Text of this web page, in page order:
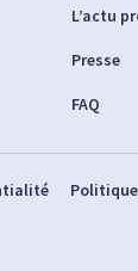
L’actu
Presse
FAQ